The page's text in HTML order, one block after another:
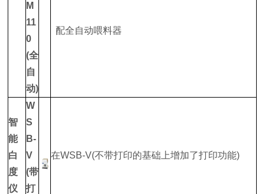
M
11
0
(全
自
动)
配全自动喂料器
智
能
白
度
仪
W
S
B-
V
(带
打
在WSB-V(不带打印的基础上增加了打印功能)